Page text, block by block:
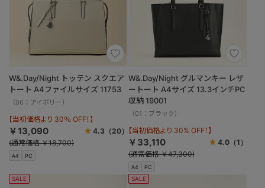
A4 PC
W&.Day/Night トッテン スクエア
トート A4ファイルサイズ 11753
（06：アイボリー）
【当初価格より 30％ OFF！】
￥13,090 4.3 （20）
(通常価格 ￥18,700)
A4 PC
W&.Day/Night グルマンキー レザ
ートート A4サイズ 13.3インチPC
収納 19001
（01：ブラック）
【当初価格より 30% OFF！】
￥33,110 4.0 （1）
(通常価格 ￥47,300)
SALE SALE